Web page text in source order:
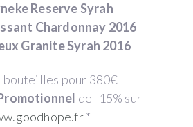
Reserve Syrah
Chardonnay 2016
Granite Syrah 2016
bouteilles pour 380€
de -15% sur
*